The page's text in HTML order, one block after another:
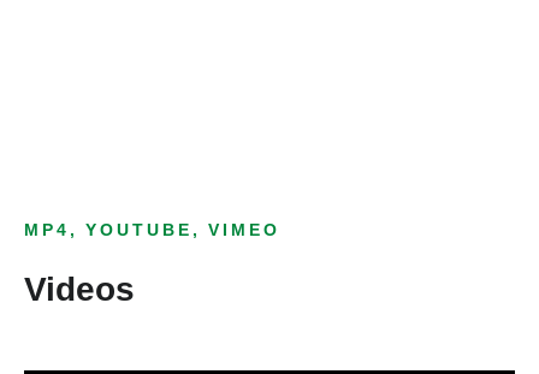
MP4, YOUTUBE, VIMEO
Videos